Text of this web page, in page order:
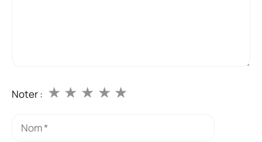
Noter : ★
★
★
★
★
Nom